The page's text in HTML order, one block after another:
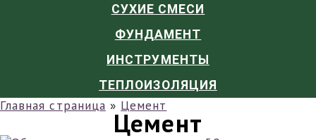
СУХИЕ СМЕСИ
ФУНДАМЕНТ
ИНСТРУМЕНТЫ
ТЕПЛОИЗОЛЯЦИЯ
Главная страница » Цемент
Цемент